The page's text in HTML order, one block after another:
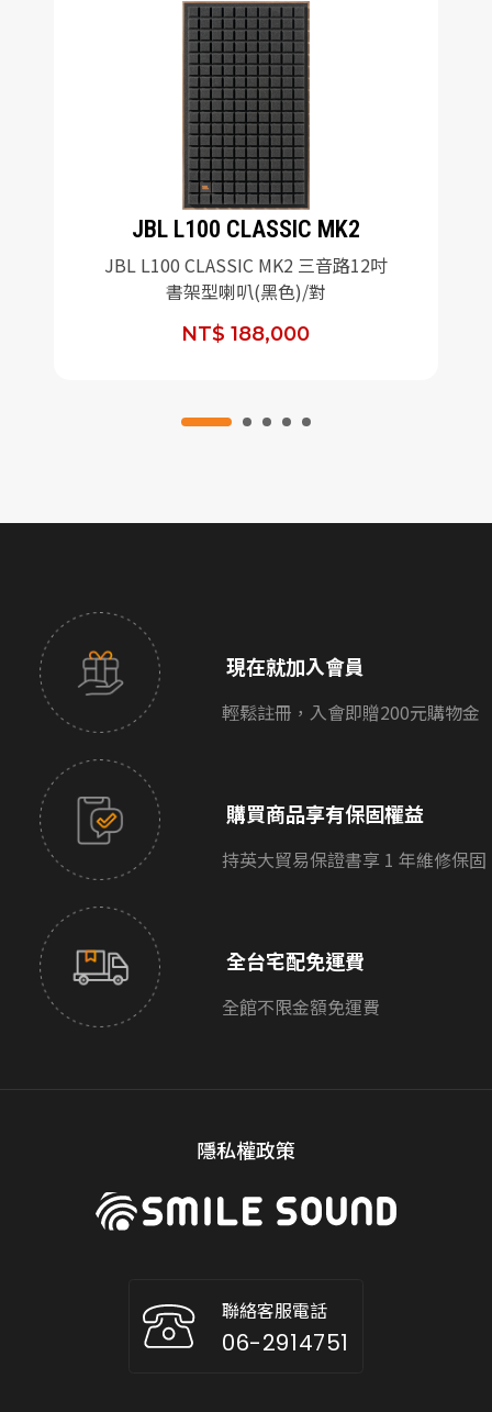
JBL L100 CLASSIC MK2
JBL L100 CLASSIC MK2 三音路12吋
書架型喇叭(黑色)/對
NT$ 188,000
現在就加入會員
輕鬆註冊，入會即贈200元購物金
購買商品享有保固權益
持英大貿易保證書享 1 年維修保固
全台宅配免運費
全館不限金額免運費
隱私權政策
聯絡客服電話
06-2914751